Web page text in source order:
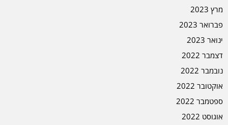
מרץ 2023
פברואר 2023
ינואר 2023
דצמבר 2022
נובמבר 2022
אוקטובר 2022
ספטמבר 2022
אוגוסט 2022